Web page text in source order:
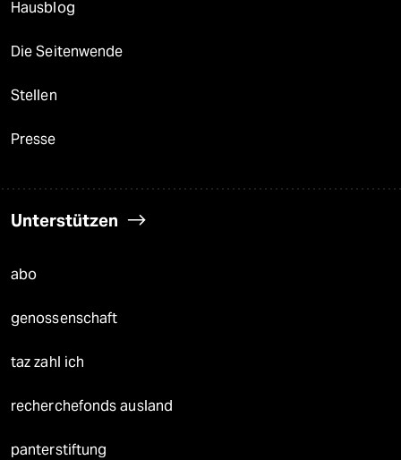
Hausblog
Die Seitenwende
Stellen
Presse
Unterstützen
abo
genossenschaft
taz zahl ich
recherchefonds ausland
panterstiftung